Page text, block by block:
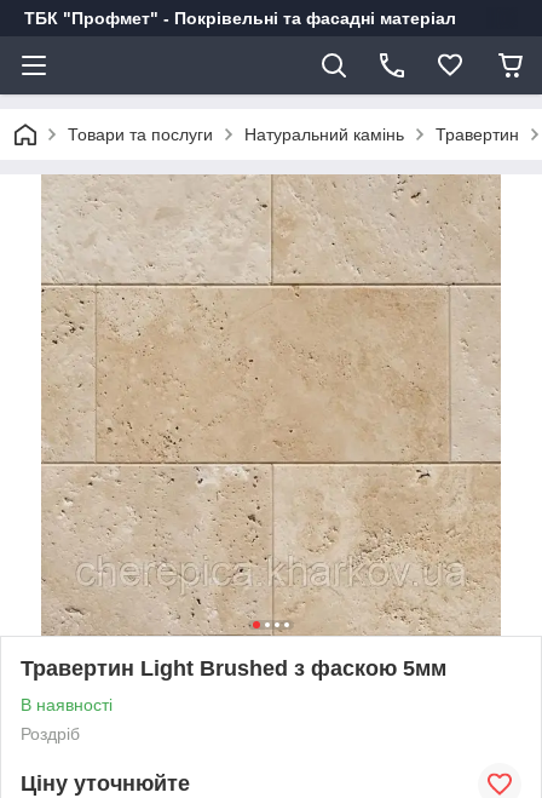
ТБК "Профмет" - Покрівельні та фасадні матеріал
Товари та послуги Натуральний камінь Травертин
Травертин Light Brushed з фаскою 5мм
В наявності
Роздріб
Ціну уточнюйте